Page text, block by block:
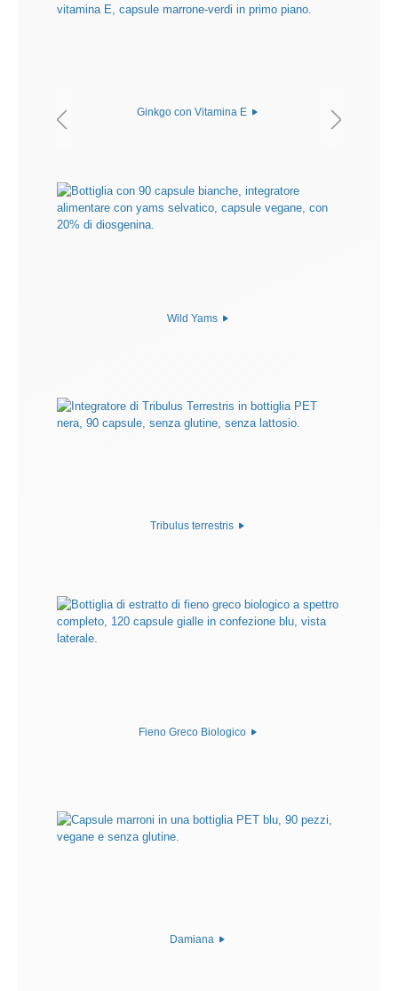
Ginkgo con Vitamina E
Wild Yams
Tribulus terrestris
Fieno Greco Biologico
Damiana